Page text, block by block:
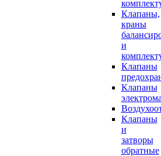
Клапаны,
краны
и
Клапаны
Клапаны
Клапаны
и
затворы
обратные